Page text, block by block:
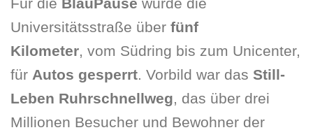
Universitätsstraße über fünf
Kilometer, vom Südring bis zum Unicenter,
für Autos gesperrt. Vorbild war das Still-
Leben Ruhrschnellweg, das über drei
Millionen Besucher und Bewohner der